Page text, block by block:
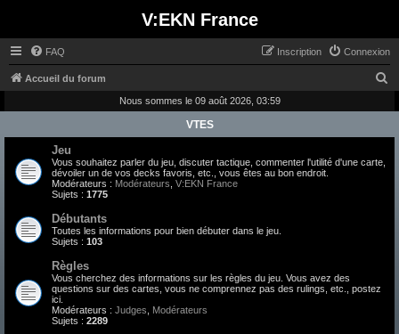
V:EKN France
FAQ Connexion
Inscription
Accueil du forum
Nous sommes le 09 août 2026, 03:59
VTES
Jeu
Vous souhaitez parler du jeu, discuter tactique, commenter l'utilité d'une carte,
dévoiler un de vos decks favoris, etc., vous êtes au bon endroit.
Modérateurs : Modérateurs V:EKN France
Sujets : 1775
Débutants
Toutes les informations pour bien débuter dans le jeu.
Sujets : 103
Règles
Vous cherchez des informations sur les règles du jeu. Vous avez des
questions sur des cartes, vous ne comprennez pas des rulings, etc., postez
ici.
Modérateurs : Judges
Modérateurs
Sujets : 2289